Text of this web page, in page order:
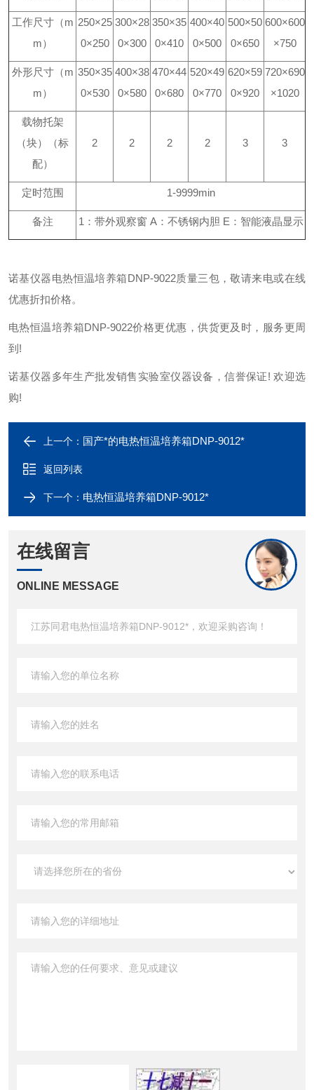
工作尺寸（m
m）
250×25
0×250
300×28
0×300
350×35
0×410
400×40
0×500
500×50
0×650
600×600
×750
外形尺寸（m
m）
350×35
0×530
400×38
0×580
470×44
0×680
520×49
0×770
620×59
0×920
720×690
×1020
载物托架
（块）（标
配）
2 2 2 2 3 3
定时范围 1-9999min
备注 1：带外观察窗 A：不锈钢内胆 E：智能液晶显示
诺基仪器电热恒温培养箱DNP-9022质量三包，敬请来电或在线
优惠折扣价格。
电热恒温培养箱DNP-9022价格更优惠，供货更及时，服务更周
到!
诺基仪器多年生产批发销售实验室仪器设备，信誉保证! 欢迎选
购!
上一个： 国产*的电热恒温培养箱DNP-9012*
返回列表
下一个： 电热恒温培养箱DNP-9012*
在线留言
ONLINE MESSAGE